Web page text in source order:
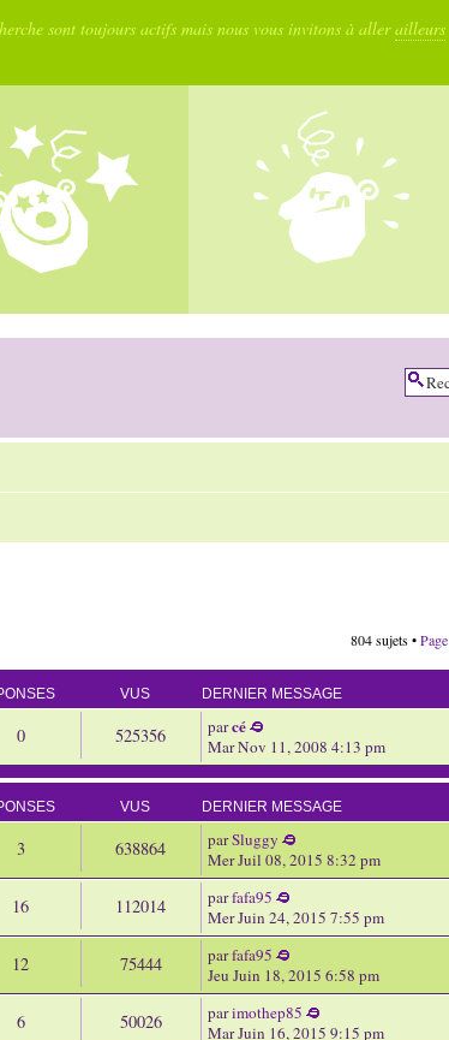
sont toujours actifs mais nous vous invitons à allerailleurs
804 sujets •Page
VUS DERNIER MESSAGE
0 525356 parcé
Mar Nov 11, 2008 4:13 pm
VUS DERNIER MESSAGE
3 638864 parSluggy
Mer Juil 08, 2015 8:32 pm
16 112014 parfafa95
Mer Juin 24, 2015 7:55 pm
12 75444 parfafa95
Jeu Juin 18, 2015 6:58 pm
6 50026 parimothep85
Mar Juin 16, 2015 9:15 pm